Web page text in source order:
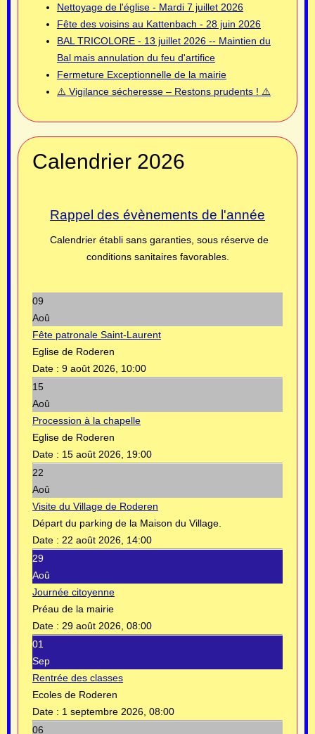
Nettoyage de l'église - Mardi 7 juillet 2026
Fête des voisins au Kattenbach - 28 juin 2026
BAL TRICOLORE - 13 juillet 2026 -- Maintien du
Bal mais annulation du feu d'artifice
Fermeture Exceptionnelle de la mairie
⚠️ Vigilance sécheresse – Restons prudents ! ⚠️
Calendrier 2026
Rappel des évènements de l'année
Calendrier établi sans garanties, sous réserve de
conditions sanitaires favorables.
09
Aoû
Fête patronale Saint-Laurent
Eglise de Roderen
Date : 9 août 2026, 10:00
15
Aoû
Procession à la chapelle
Eglise de Roderen
Date : 15 août 2026, 19:00
22
Aoû
Visite du Village de Roderen
Départ du parking de la Maison du Village.
Date : 22 août 2026, 14:00
29
Aoû
Journée citoyenne
Préau de la mairie
Date : 29 août 2026, 08:00
01
Sep
Rentrée des classes
Ecoles de Roderen
Date : 1 septembre 2026, 08:00
06